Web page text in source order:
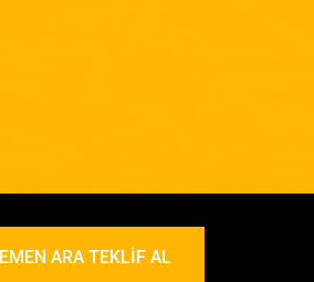
ARA TEKLIF AL